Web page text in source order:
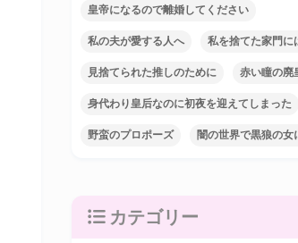
皇帝になるので離婚してください
私の夫が愛する人へ 私を捨てた家門に
見捨てられた推しのために 赤い瞳の廃
身代わり皇后なのに初夜を迎えてしまった
野蛮のプロポーズ 闇の世界で黒狼の女
カテゴリー